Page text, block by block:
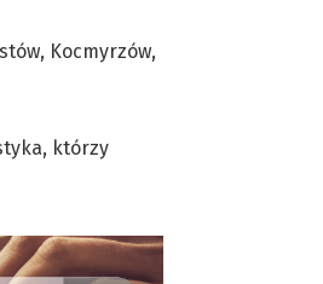
Kocmyrzów,
którzy